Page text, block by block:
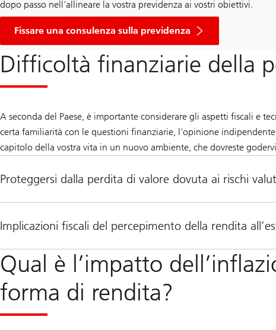
dopo passo nell’allineare la vostra previdenza ai vostri obiettivi.
Fissare una consulenza sulla previdenza
Difficoltà finanziarie della
A seconda del Paese, è importante considerare gli aspetti fiscali e
certa familiarità con le questioni finanziarie, l’opinione
capitolo della vostra vita in un nuovo ambiente, che dovreste
Proteggersi dalla perdita di valore dovuta ai rischi
Implicazioni fiscali del percepimento della rendita
Qual è l’impatto
forma di rendita?